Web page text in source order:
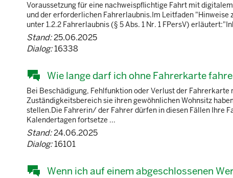
Voraussetzung für eine nachweispflichtige Fahrt mit
und der erforderlichen Fahrerlaubnis.Im Leitfaden
unter 1.2.2 Fahrerlaubnis (§ 5 Abs. 1 Nr. 1 FPersV)
Stand:25.06.2025
Dialog:16338
Wie lange darf ich ohne Fahrerkarte
Bei Beschädigung, Fehlfunktion oder Verlust der
Zuständigkeitsbereich sie ihren gewöhnlichen Wohnsitz
stellen.Die Fahrerin/ der Fahrer dürfen in diesen Fällen Ihre
Kalendertagen fortsetze ...
Stand:24.06.2025
Dialog:16101
Wenn ich auf einem abgeschlossenen